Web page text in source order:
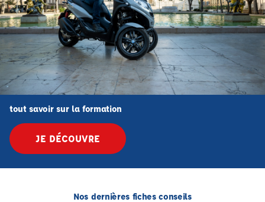
tout savoir sur la formation
JE DÉCOUVRE
Nos dernières fiches conseils